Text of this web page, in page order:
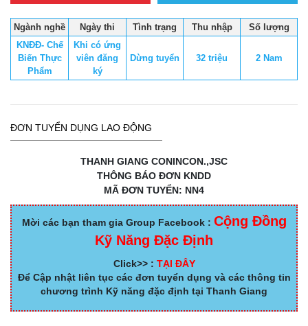
Ngành nghề Ngày thi Tình trạng Thu nhập
Số lượng
KNĐĐ- Chế
Biến Thực
Phẩm
Khi có ứng
viên đăng
ký
Dừng tuyển 32 triệu 2 Nam
ĐƠN TUYỂN DỤNG LAO ĐỘNG
THANH GIANG CONINCON.,JSC
THÔNG BÁO ĐƠN KNDD
MÃ ĐƠN TUYỂN: NN4
Mời các bạn tham gia Group Facebook : Cộng Đồng
Kỹ Năng Đặc Định
Click>> : TẠI ĐÂY
Để Cập nhật liên tục các đơn tuyển dụng và các thông tin
chương trình Kỹ năng đặc định tại Thanh Giang